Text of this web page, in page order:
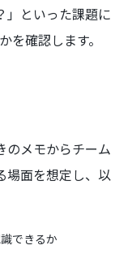
」といった課題に
確認します。
のメモからチーム
場面を想定し、以
できるか